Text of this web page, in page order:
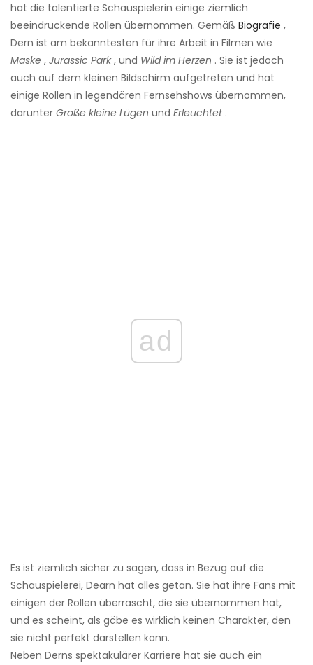
hat die talentierte Schauspielerin einige ziemlich
beeindruckende Rollen übernommen. Gemäß Biografie ,
Dern ist am bekanntesten für ihre Arbeit in Filmen wie
Maske , Jurassic Park, und Wild im Herzen . Sie ist jedoch
auch auf dem kleinen Bildschirm aufgetreten und hat
einige Rollen in legendären Fernsehshows übernommen,
darunter Große kleine Lügen und Erleuchtet.
ad
Es ist ziemlich sicher zu sagen, dass in Bezug auf die
Schauspielerei, Dearn hat alles getan. Sie hat ihre Fans mit
einigen der Rollen überrascht, die sie übernommen hat,
und es scheint, als gäbe es wirklich keinen Charakter, den
sie nicht perfekt darstellen kann.
Neben Derns spektakulärer Karriere hat sie auch ein